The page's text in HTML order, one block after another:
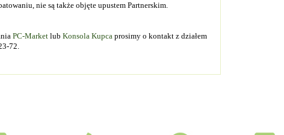
nie są także objęte upustem Partnerskim.
PC-Market lub Konsola Kupca prosimy o kontakt z działem
72.